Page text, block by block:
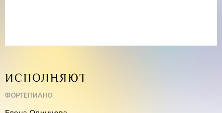
ИСПОЛНЯЮТ
ФОРТЕПИАНО